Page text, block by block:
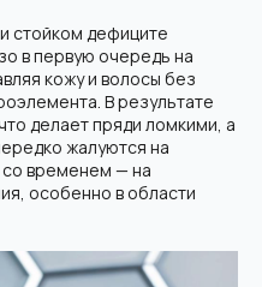
стойком дефиците
в первую очередь на
кожу и волосы без
В результате
делает пряди ломкими, а
жалуются на
временем — на
особенно в области